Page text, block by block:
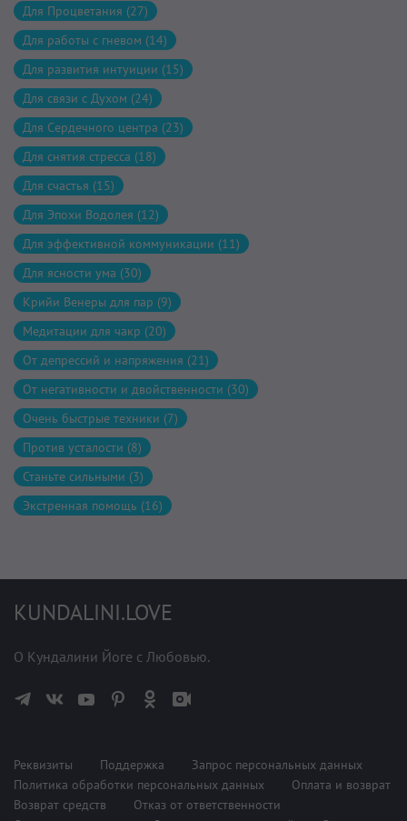
Для Процветания (27)
Для работы с гневом (14)
Для развития интуиции (15)
Для связи с Духом (24)
Для Сердечного центра (23)
Для снятия стресса (18)
Для счастья (15)
Для Эпохи Водолея (12)
Для эффективной коммуникации (11)
Для ясности ума (30)
Крийи Венеры для пар (9)
Медитации для чакр (20)
От депрессий и напряжения (21)
От негативности и двойственности (30)
Очень быстрые техники (7)
Против усталости (8)
Станьте сильными (3)
Экстренная помощь (16)
KUNDALINI.LOVE
О Кундалини Йоге с Любовью.
Реквизиты Поддержка
Запрос персональных данных
Политика обработки персональных данных
Оплата и возврат
Возврат средств
Отказ от ответственности